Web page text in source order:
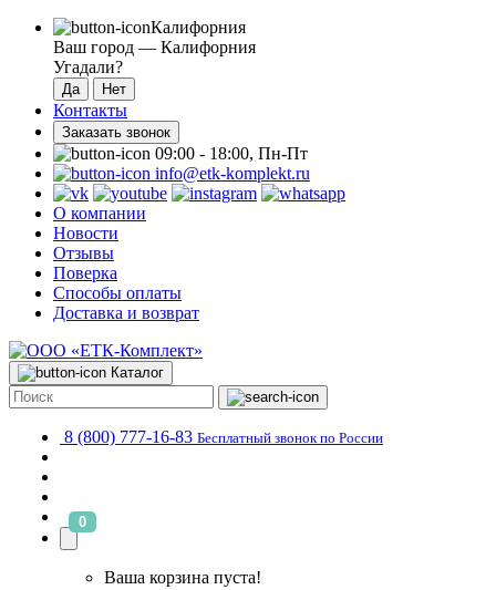
Калифорния
Ваш город — Калифорния
Угадали?
Контакты
Заказать звонок
09:00 - 18:00, Пн-Пт
info@etk-komplekt.ru
О компании
Новости
Отзывы
Поверка
Способы оплаты
Доставка и возврат
Каталог
8 (800) 777-16-83 Бесплатный звонок по России
0
Ваша корзина пуста!